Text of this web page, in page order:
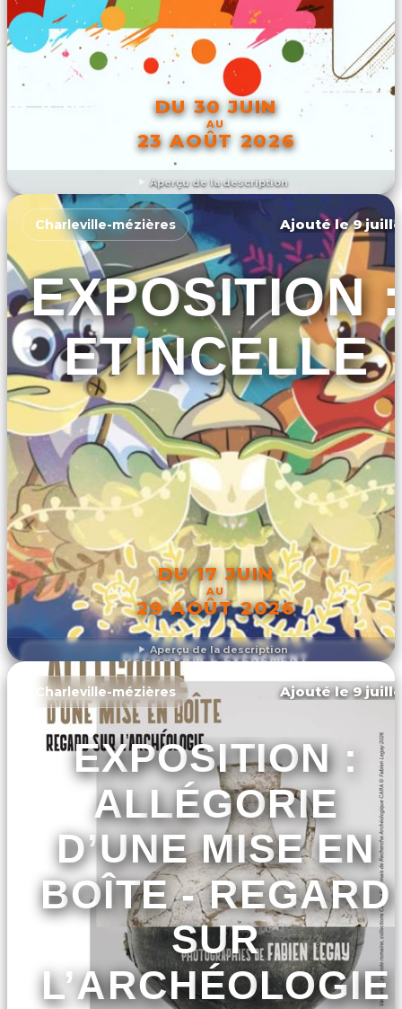
Aperçu de la description
DU 30 JUIN
AU
23 AOÛT 2026
DÉCOUVRIR L'ÉVÉNEMENT
Aperçu de la description
Charleville-mézières Ajouté le 9
EXPOSITION :
ETINCELLE
DU 17 JUIN
AU
29 AOÛT 2026
DÉCOUVRIR L'ÉVÉNEMENT
Charleville-mézières Ajouté le 9
EXPOSITION :
ALLÉGORIE
D’UNE MISE EN
BOÎTE - REGARD
SUR
L’ARCHÉOLOGIE